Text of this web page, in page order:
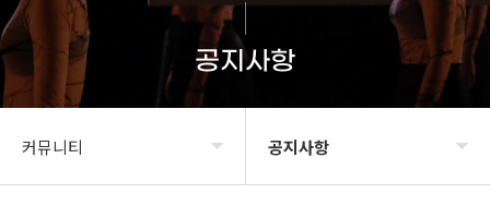
공지사항
커뮤니티 공지사항